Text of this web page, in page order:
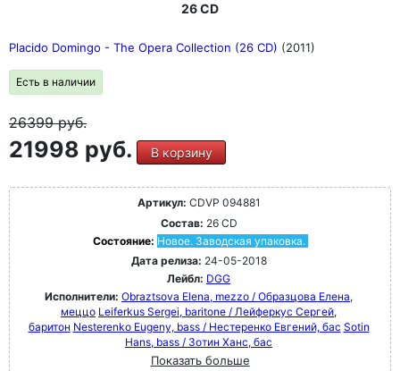
26 CD
Placido Domingo - The Opera Collection (26 CD) (2011)
Есть в наличии
26399руб.
21998 руб. В корзину
Артикул: CDVP 094881
Состав: 26 CD
Состояние: Новое. Заводская упаковка.
Дата релиза: 24-05-2018
Лейбл: DGG
Исполнители: Obraztsova Elena, mezzo / Образцова Елена,
меццо Leiferkus Sergei, baritone / Лейферкус Сергей,
баритон Nesterenko Eugeny, bass / Нестеренко Евгений, бас Sotin
Hans, bass / Зотин Ханс, бас
Показать больше